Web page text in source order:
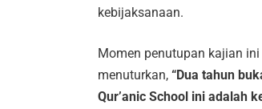
kebijaksanaan.
Momen penutupan kajian
menuturkan, “Dua tahun
Qur’anic School ini adalah